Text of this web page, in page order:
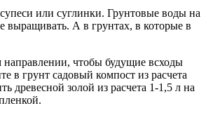
или суглинки. Грунтовые воды на
выращивать. А в грунтах, в которые в
направлении, чтобы будущие всходы
в грунт садовый компост из расчета
древесной золой из расчета 1-1,5 л на